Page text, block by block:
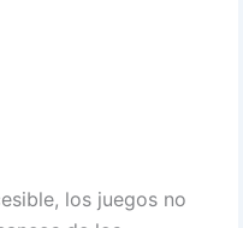
los juegos no